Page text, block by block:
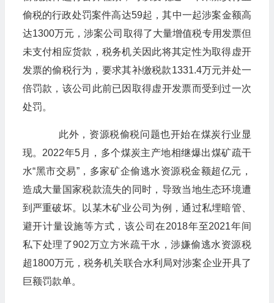
偷税的行政处罚案件高达59起，其中一起涉案金额高
达1300万元，涉案公司取得了大量增值税专用发票但
未支付相应货款，税务机关因此将其定性为取得虚开
发票的偷税行为，要求其补缴税款1331.4万元并处一
倍罚款，该公司此前已因取得虚开发票而受到过一次
处罚。
此外，资源税偷税问题也开始在煤炭行业显
现。2022年5月，多个煤炭主产地相继爆出煤矿疏干
水“黑市交易”，多家矿企偷逃水资源税金额超亿元，
造成大量国家税款流失的同时，导致当地生态环境遭
到严重破坏。以某木矿业公司为例，通过私埋暗管、
避开计量设施等方式，该公司在2018年至2021年间
私下处理了902万立方米疏干水，涉嫌偷逃水资源税
超1800万元，税务机关联合水利局对涉案企业开具了
巨额罚款单。